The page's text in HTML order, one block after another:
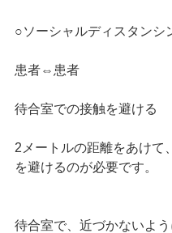
○ソーシャルディスタンシ
患者⇔患者
待合室での接触を避ける
2メートルの距離をあけて
を避けるのが必要です。
待合室で、近づかないよ